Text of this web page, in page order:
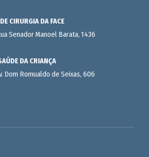
CIRURGIA DA FACE
Senador Manoel Barata, 1436
DA CRIANÇA
Dom Romualdo de Seixas, 606